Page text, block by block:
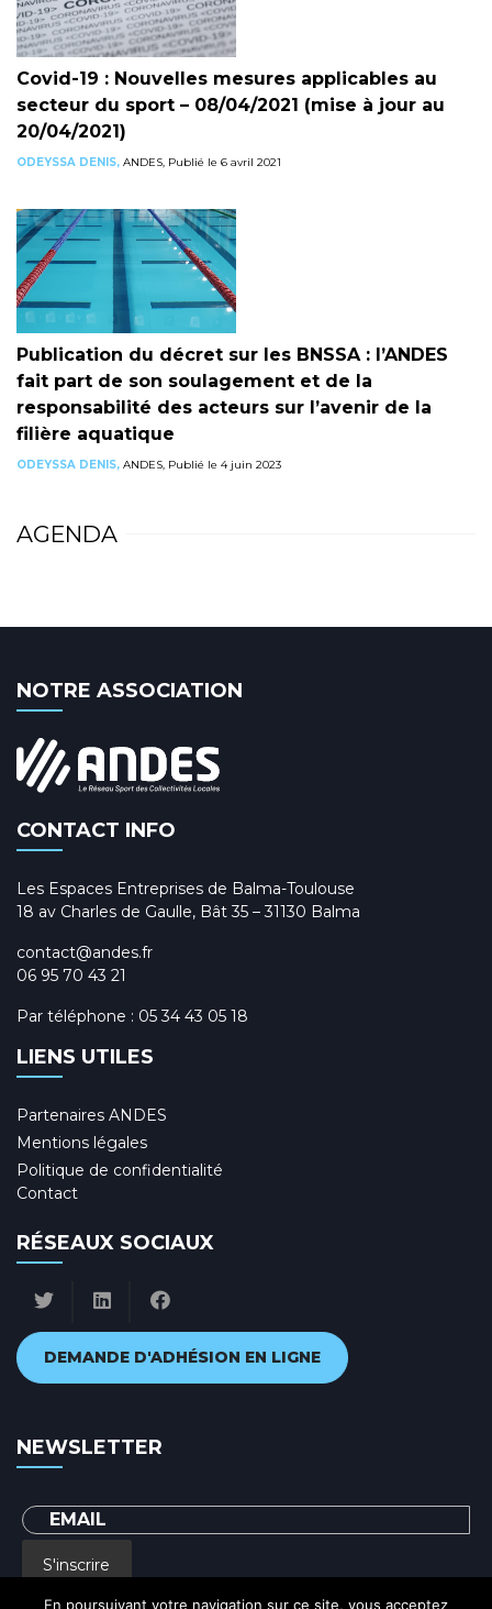
Covid-19 : Nouvelles mesures applicables au
secteur du sport – 08/04/2021 (mise à jour au
20/04/2021)
ODEYSSA DENIS, ANDES, Publié le 6 avril 2021
Publication du décret sur les BNSSA : l’ANDES
fait part de son soulagement et de la
responsabilité des acteurs sur l’avenir de la
filière aquatique
ODEYSSA DENIS, ANDES, Publié le 4 juin 2023
AGENDA
NOTRE ASSOCIATION
CONTACT INFO
Les Espaces Entreprises de Balma-Toulouse
18 av Charles de Gaulle, Bât 35 – 31130 Balma
contact@andes.fr
06 95 70 43 21
Par téléphone : 05 34 43 05 18
LIENS UTILES
Partenaires ANDES
Mentions légales
Politique de confidentialité
Contact
RÉSEAUX SOCIAUX
DEMANDE D'ADHÉSION EN LIGNE
NEWSLETTER
S'inscrire
En poursuivant votre navigation sur ce site, vous acceptez